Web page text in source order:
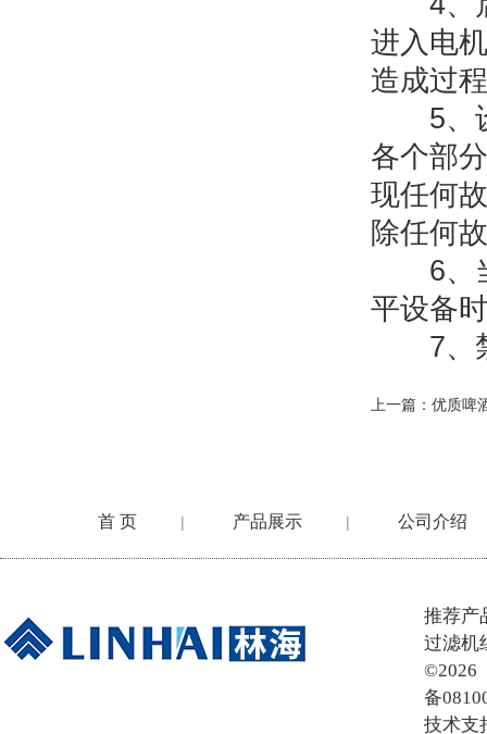
进入电
造成过
5、设
各个部
现任何
除任何
6、当
平设备
7、禁
上一篇： 优质啤
首 页 | 产品展示 | 公司介绍
推荐产
过滤机
©2026
备
技术支